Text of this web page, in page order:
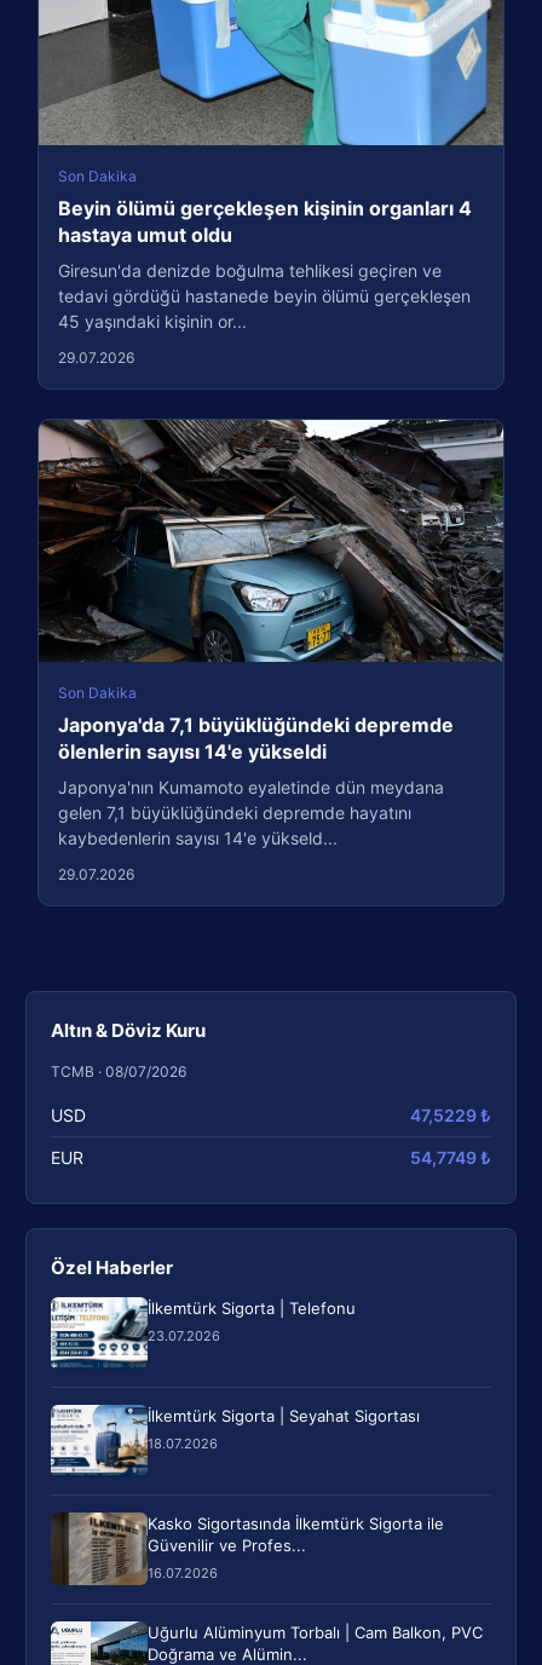
Altın & Döviz Kuru
TCMB · 08/07/2026
USD 47,5229 ₺
EUR 54,7749 ₺
Özel Haberler
İlkemtürk Sigorta | Telefonu
23.07.2026
İlkemtürk Sigorta | Seyahat Sigortası
18.07.2026
Kasko Sigortasında İlkemtürk Sigorta ile
Güvenilir ve Profes...
16.07.2026
Uğurlu Alüminyum Torbalı | Cam Balkon, PVC
Doğrama ve Alümin...
Son Dakika
Beyin ölümü gerçekleşen kişinin organları 4
hastaya umut oldu
Giresun'da denizde boğulma tehlikesi geçiren ve
tedavi gördüğü hastanede beyin ölümü gerçekleşen
45 yaşındaki kişinin or...
29.07.2026
Son Dakika
Japonya'da 7,1 büyüklüğündeki depremde
ölenlerin sayısı 14'e yükseldi
Japonya'nın Kumamoto eyaletinde dün meydana
gelen 7,1 büyüklüğündeki depremde hayatını
kaybedenlerin sayısı 14'e yükseld...
29.07.2026